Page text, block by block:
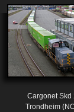
Cargonet Skd
Trondheim